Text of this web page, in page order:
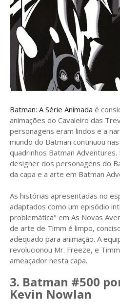
Batman: A Série Animada é
animações do Cavaleiro das
personagens eram lindos e a
mundo do Batman continuou
quadrinhos Batman
designer dos personagens do
da capa e a arte em Batman
As histórias apresentadas no
adaptados como um episódio
problemática" em As Novas
de arte de Timm é limpo,
adequado para animação. A
revolucionou Mr. Freeze, e
ameaçador nesta capa.
3. Batman #500
Kevin Nowlan